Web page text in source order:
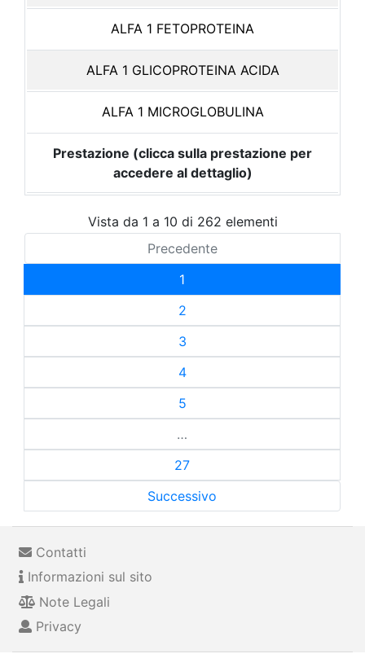
ALFA 1 FETOPROTEINA
ALFA 1 GLICOPROTEINA ACIDA
ALFA 1 MICROGLOBULINA
Prestazione (clicca sulla prestazione per
accedere al dettaglio)
Vista da 1 a 10 di 262 elementi
Precedente
1
2
3
4
5
…
27
Successivo
Contatti
Informazioni sul sito
Note Legali
Privacy